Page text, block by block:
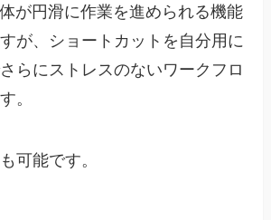
が円滑に作業を進められる機能
が、ショートカットを自分用に
らにストレスのないワークフロ
。
可能です。